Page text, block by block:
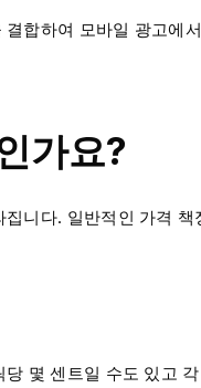
합하여 모바일 광고에
가요?
니다. 일반적인 가격 책
몇 센트일 수도 있고